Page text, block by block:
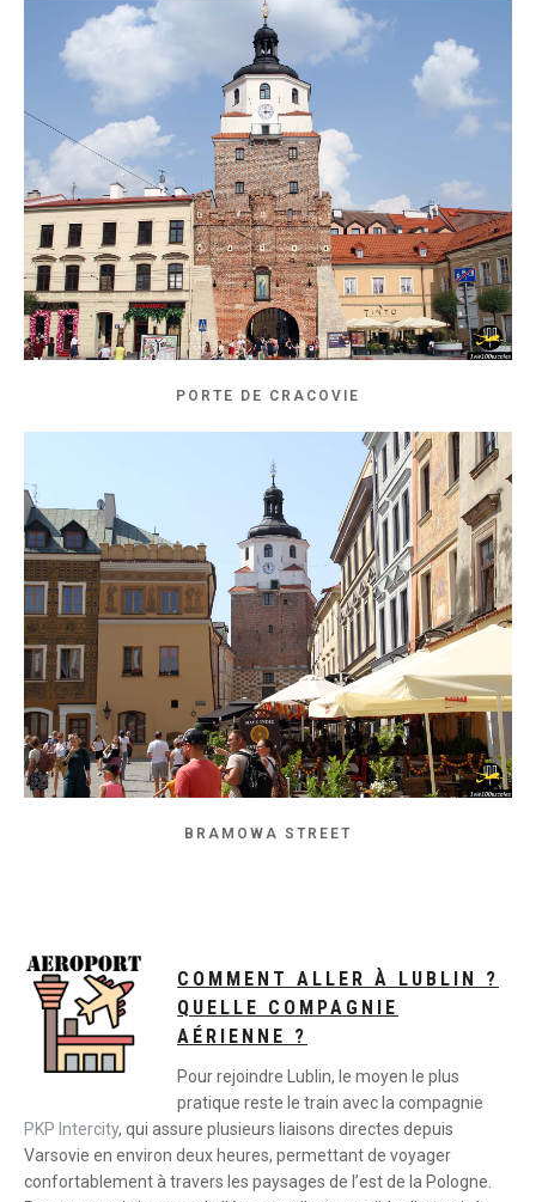
PORTE DE CRACOVIE
BRAMOWA STREET
COMMENT ALLER À LUBLIN ?
QUELLE COMPAGNIE
AÉRIENNE ?
Pour rejoindre Lublin, le moyen le plus
pratique reste le train avec la compagnie
PKP Intercity, qui assure plusieurs liaisons directes depuis
Varsovie en environ deux heures, permettant de voyager
confortablement à travers les paysages de l’est de la Pologne.